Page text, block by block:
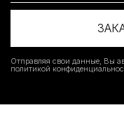
Отправляя свои данные, Вы
политикой